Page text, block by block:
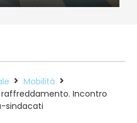
Mobilità
Incontro
sindacati